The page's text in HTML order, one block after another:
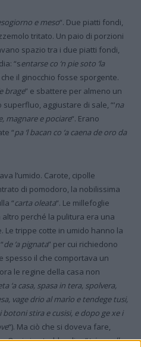
e meso“. Due piatti fondi,
tritato. Un paio di porzioni
spazio tra i due piatti fondi,
“sentarse co ‘n pie soto ‘la
che il ginocchio fosse sporgente.
brage” e sbattere per almeno un
aggiustare di sale, “‘na
magnare e pociare“. Erano
“pa ‘l bacan co ‘a caena de oro da
l’umido. Carote, cipolle
di pomodoro, la nobilissima
“carta oleata“. Le millefoglie
perché la pulitura era una
Le trippe cotte in umido hanno la
de ‘a pignata” per cui richiedono
spesso il che comportava un
le regine della casa non
‘a casa, spasa in tera, spolvera,
vage drio al marìo e tendege tusi,
botoni stira e cusisi, e dopo ge xe i
“). Ma ciò che si doveva fare,
Oggi si potrebbe dire “trippa alla